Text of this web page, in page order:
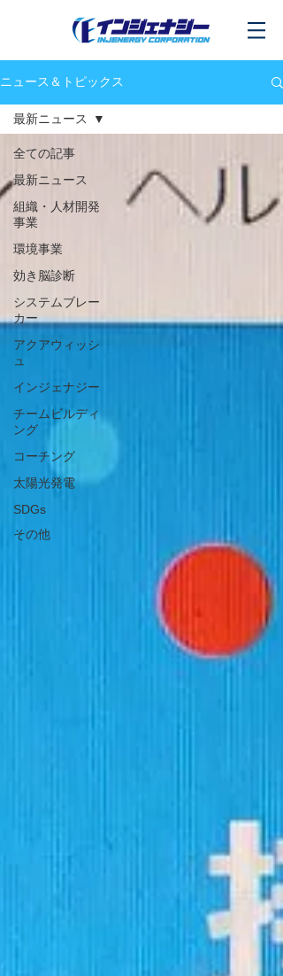
ニュース＆トピックス
全ての記事
最新ニュース
組織・人材開発
事業
環境事業
効き脳診断
システムブレー
カー
アクアウィッシ
ュ
インジェナジー
チームビルディ
ング
コーチング
太陽光発電
SDGs
その他
最新ニュース